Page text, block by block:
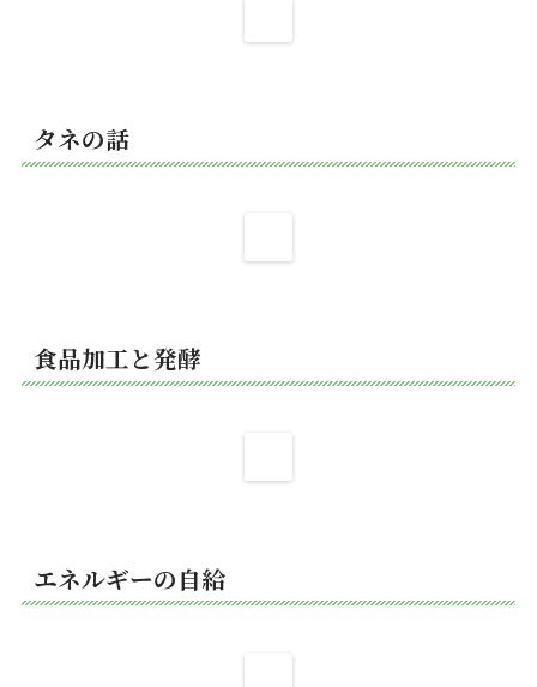
タネの話
食品加工と発酵
エネルギーの自給